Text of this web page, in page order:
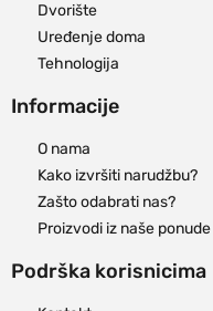
Dvorište
Uređenje doma
Tehnologija
Informacije
O nama
Kako izvršiti narudžbu?
Zašto odabrati nas?
Proizvodi iz naše ponude
Podrška korisnicima